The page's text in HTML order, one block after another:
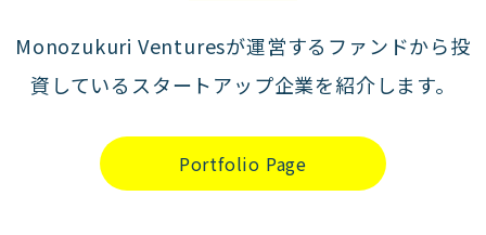
Monozukuri Venturesが運営するファンドから投
資しているスタートアップ企業を紹介します。
Portfolio Page